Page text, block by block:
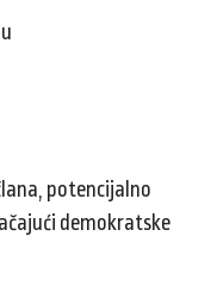
potencijalno
demokratske